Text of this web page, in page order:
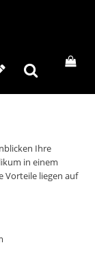
Ihre
in einem
Vorteile liegen auf